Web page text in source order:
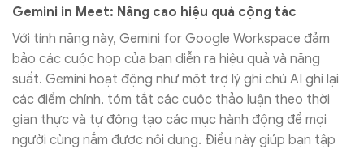
Gemini in Meet: Nâng cao hiệu quả cộng tác
Với tính năng này, Gemini for Google Workspace đảm
bảo các cuộc họp của bạn diễn ra hiệu quả và năng
suất. Gemini hoạt động như một trợ lý ghi chú AI ghi lại
các điểm chính, tóm tắt các cuộc thảo luận theo thời
gian thực và tự động tạo các mục hành động để mọi
người cùng nắm được nội dung. Điều này giúp bạn tập